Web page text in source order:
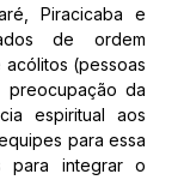
Piracicaba e
de ordem
acólitos (pessoas
preocupação da
espiritual aos
para essa
para integrar o